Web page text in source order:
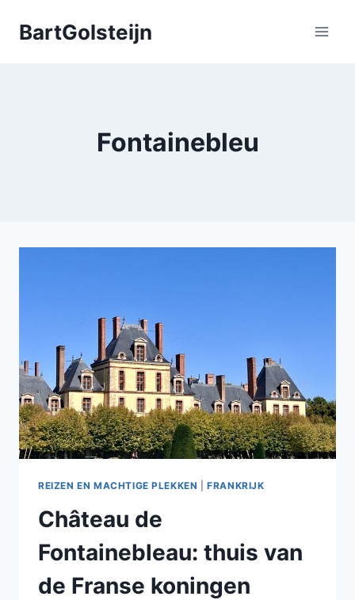
naarBartGolsteijn
Fontainebleu
REIZEN EN MACHTIGE PLEKKEN |FRANKRIJK
Château de
Fontainebleau: thuis van
de Franse koningen